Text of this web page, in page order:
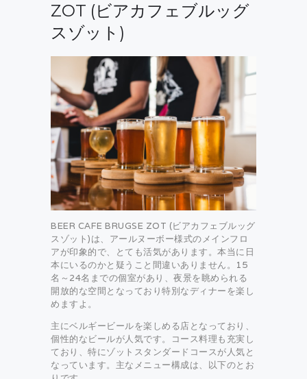
ZOT (ビアカフェブルッグ
スゾット)
BEER CAFE BRUGSE ZOT (ビアカフェブルッグ
スゾット)は、アールヌーボー様式のメインフロ
アが印象的で、とても活気があります。本当に日
本にいるのかと疑うこと間違いありません。15
名～24名までの個室があり、夜景を眺められる
開放的な空間となっており特別なディナーを楽し
めますよ。
主にベルギービールを楽しめる店となっており、
個性的なビールが人気です。コース料理も充実し
ており、特にゾットスタンダードコースが人気と
なっています。主なメニュー構成は、以下のとお